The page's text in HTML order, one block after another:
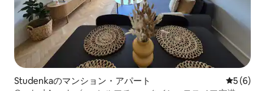
Studenkaのマンション・アパート レビュー
5 (6)